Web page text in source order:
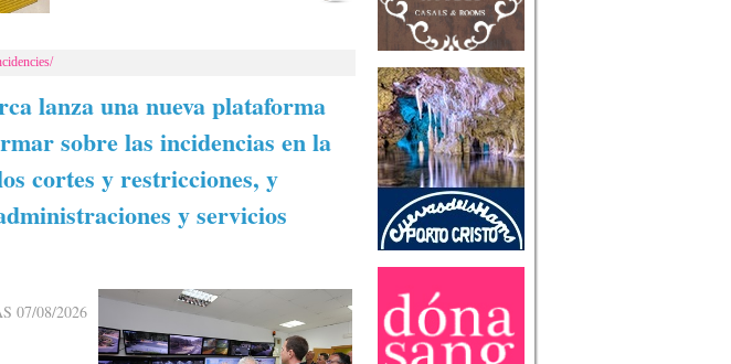
lanza una nueva plataforma
sobre las incidencias en la
cortes y restricciones, y
y servicios
07/08/2026